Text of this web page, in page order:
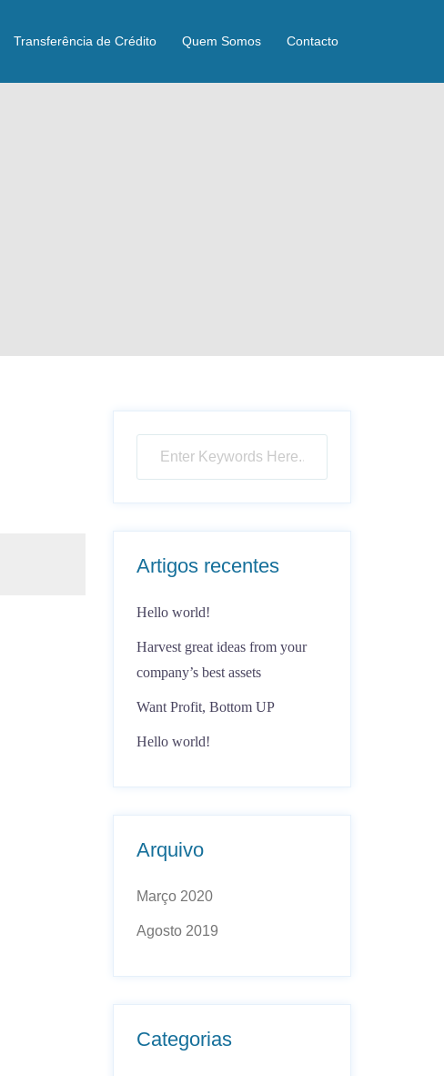
Transferência de Crédito Quem Somos Contacto
Artigos recentes
Hello world!
Harvest great ideas from your
company’s best assets
Want Profit, Bottom UP
Hello world!
Arquivo
Março 2020
Agosto 2019
Categorias